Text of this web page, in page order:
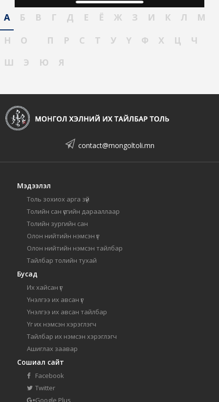
А Б В Г Д Е Ё Ж З И К Л
М
Н
О П Р С Т У Ү Ф Х Ц
Ч
Ш
Э Ю Я
contact@mongoltoli.mn
Мэдээлэл
Толь зохиох арга зүй
Толийн сан үсгийн дарааллаар
Толийн зургийн сан
Олон нийтийн нэмсэн үг
Олон нийтийн нэмсэн тайлбар
Тайлбар толийн тухай
Бусад
Их хайсан үг
Үнэлгээ их авсан үг
Үнэлгээ их авсан тайлбар
Үг их нэмсэн хэрэглэгч
Тайлбар их нэмсэн хэрэглэгч
Ашиглах заавар
Сошиал сайт
Facebook
Twitter
Google Plus